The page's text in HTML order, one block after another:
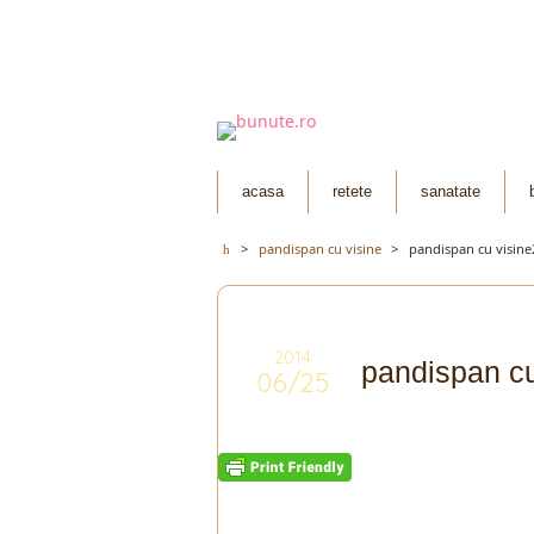
acasa retete sanatate
> pandispan cu visine > pandispan cu
2014
06/25 pandispan